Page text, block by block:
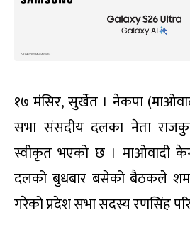
१७ मंसिर, सुर्खेत । नेकपा
सभा संसदीय दलका नेता
स्वीकृत भएको छ । माओवादी
दलको बुधबार बसेको बैठकले
गरेको प्रदेश सभा सदस्य रणसिंह